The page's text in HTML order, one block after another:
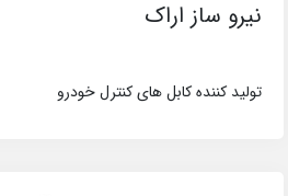
نیرو ساز اراک
تولید کننده کابل های کنترل خودرو